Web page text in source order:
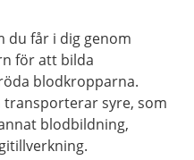
du får i dig genom
för att bilda
blodkropparna.
syre, som
blodbildning,